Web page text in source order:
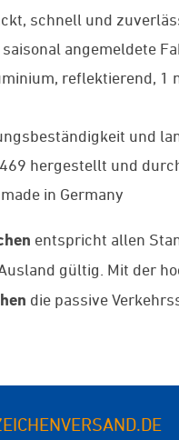
schnell und
angemeldete
reflektierend, 1
und
hergestellt und
in Germany
entspricht allen
gültig. Mit der
die passive